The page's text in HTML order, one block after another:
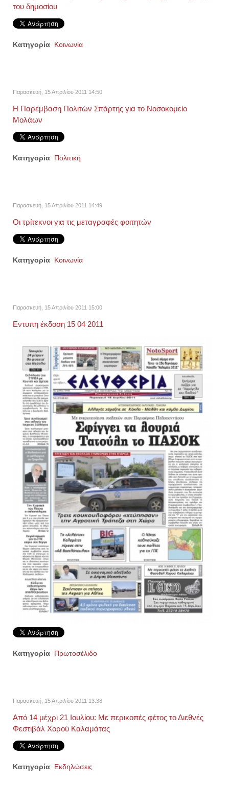
του δημοσίου
Κατηγορία Κοινωνία
Παρασκευή, 15 Απριλίου 2011 14:50
Η Παρέμβαση Πολιτών Σπάρτης για το Νοσοκομείο
Μολάων
Κατηγορία Πολιτική
Παρασκευή, 15 Απριλίου 2011 14:49
Οι τρίτεκνοι για τις μεταγραφές φοιτητών
Κατηγορία Κοινωνία
Παρασκευή, 15 Απριλίου 2011 15:00
Εντυπη έκδοση 15 04 2011
Κατηγορία Πρωτοσέλιδο
Παρασκευή, 15 Απριλίου 2011 13:38
Από 14 μέχρι 21 Ιουλίου: Με περικοπές φέτος το Διεθνές
Φεστιβάλ Χορού Καλαμάτας
Κατηγορία Εκδηλώσεις